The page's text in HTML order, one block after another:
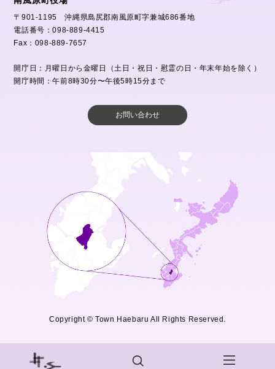
〒901-1195 沖縄県島尻郡南風原町字兼城686番地
電話番号：098-889-4415
Fax：098-889-7657
開庁日：月曜日から金曜日（土日・祝日・慰霊の日・年末年始を除く）
開庁時間：午前8時30分〜午後5時15分まで
お問い合わせ
Copyright © Town Haebaru All Rights Reserved.